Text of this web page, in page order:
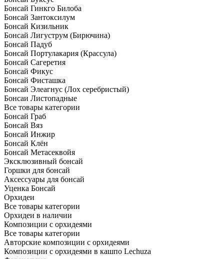
Бонсай Гинкго Билоба
Бонсай Зантоксилум
Бонсай Кизильник
Бонсай Лигуструм (Бирючина)
Бонсай Падуб
Бонсай Портулакария (Крассула)
Бонсай Сагеретия
Бонсай Фикус
Бонсай Фисташка
Бонсай Элеагнус (Лох серебристый)
Бонсаи Листопадные
Все товары категории
Бонсай Граб
Бонсай Вяз
Бонсай Инжир
Бонсай Клён
Бонсай Метасеквойя
Эксклюзивный бонсай
Горшки для бонсай
Аксессуары для бонсай
Уценка Бонсай
Орхидеи
Все товары категории
Орхидеи в наличии
Композиции с орхидеями
Все товары категории
Авторские композиции с орхидеями
Композиции с орхидеями в кашпо Lechuza